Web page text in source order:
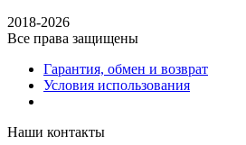
2018-2026
Все права защищены
Гарантия, обмен и возврат
Условия использования
Наши контакты